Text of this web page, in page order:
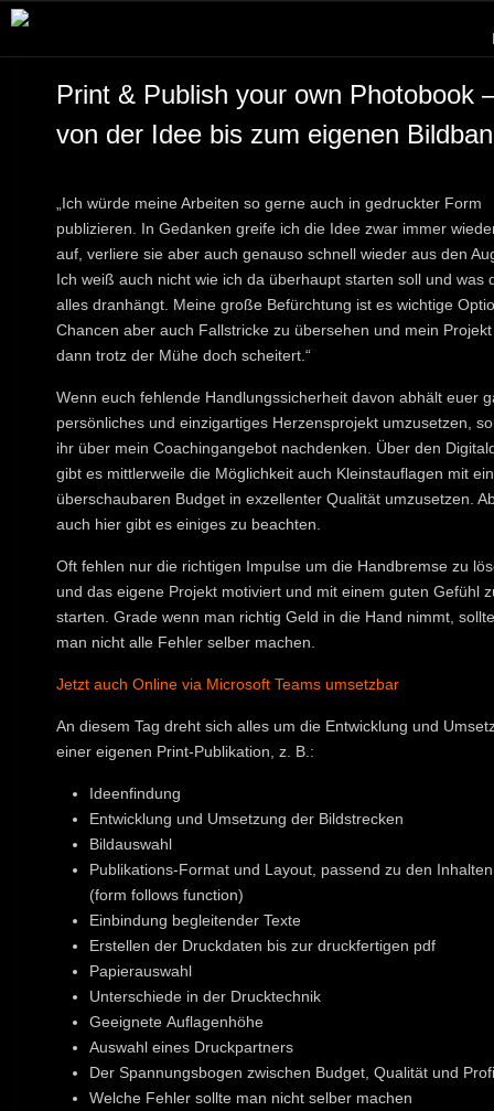
Print & Publish your own Photobook
von der Idee bis zum eigenen
„Ich würde meine Arbeiten so gerne auch in gedruckter Form
publizieren. In Gedanken greife ich die Idee zwar immer
auf, verliere sie aber auch genauso schnell wieder aus den
Ich weiß auch nicht wie ich da überhaupt starten soll und was
alles dranhängt. Meine große Befürchtung ist es wichtige
Chancen aber auch Fallstricke zu übersehen und mein Projekt
dann trotz der Mühe doch scheitert.“
Wenn euch fehlende Handlungssicherheit davon abhält euer
persönliches und einzigartiges Herzensprojekt umzusetzen,
ihr über mein Coachingangebot nachdenken. Über den
gibt es mittlerweile die Möglichkeit auch Kleinstauflagen mit
überschaubaren Budget in exzellenter Qualität umzusetzen.
auch hier gibt es einiges zu beachten.
Oft fehlen nur die richtigen Impulse um die Handbremse zu
und das eigene Projekt motiviert und mit einem guten Gefühl
starten. Grade wenn man richtig Geld in die Hand nimmt, sollte
man nicht alle Fehler selber machen.
Jetzt auch Online via Microsoft Teams umsetzbar
An diesem Tag dreht sich alles um die Entwicklung und
einer eigenen Print-Publikation, z. B.:
Ideenfindung
Entwicklung und Umsetzung der Bildstrecken
Bildauswahl
Publikations-Format und Layout, passend zu den Inhalten
(form follows function)
Einbindung begleitender Texte
Erstellen der Druckdaten bis zur druckfertigen pdf
Papierauswahl
Unterschiede in der Drucktechnik
Geeignete Auflagenhöhe
Auswahl eines Druckpartners
Der Spannungsbogen zwischen Budget, Qualität und
Welche Fehler sollte man nicht selber machen